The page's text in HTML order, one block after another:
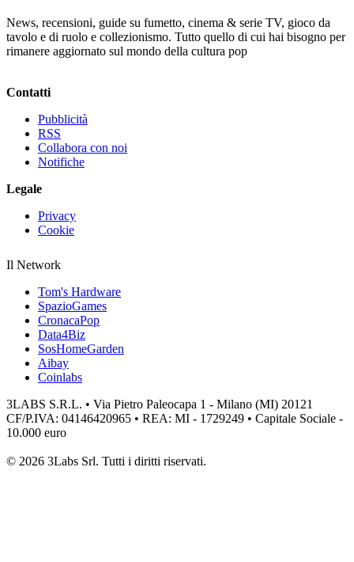
News, recensioni, guide su fumetto, cinema & serie TV, gioco da
tavolo e di ruolo e collezionismo. Tutto quello di cui hai bisogno per
rimanere aggiornato sul mondo della cultura pop
Contatti
Pubblicità
RSS
Collabora con noi
Notifiche
Legale
Privacy
Cookie
Il Network
Tom's Hardware
SpazioGames
CronacaPop
Data4Biz
SosHomeGarden
Aibay
Coinlabs
3LABS S.R.L. • Via Pietro Paleocapa 1 - Milano (MI) 20121
CF/P.IVA: 04146420965 • REA: MI - 1729249 • Capitale Sociale -
10.000 euro
© 2026 3Labs Srl. Tutti i diritti riservati.